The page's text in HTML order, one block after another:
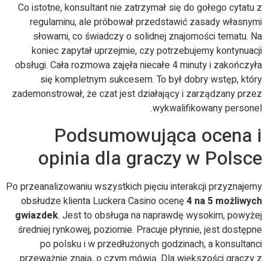
Co istotne, konsultant nie zatrzymał się do gołego cytatu z
regulaminu, ale próbował przedstawić zasady własnymi
słowami, co świadczy o solidnej znajomości tematu. Na
koniec zapytał uprzejmie, czy potrzebujemy kontynuacji
obsługi. Cała rozmowa zajęła niecałe 4 minuty i zakończyła
się kompletnym sukcesem. To był dobry wstęp, który
zademonstrował, że czat jest działający i zarządzany przez
wykwalifikowany personel.
Podsumowująca ocena i
opinia dla graczy w Polsce
Po przeanalizowaniu wszystkich pięciu interakcji przyznajemy
obsłudze klienta Luckera Casino ocenę 4 na 5 możliwych
gwiazdek. Jest to obsługa na naprawdę wysokim, powyżej
średniej rynkowej, poziomie. Pracuje płynnie, jest dostępne
po polsku i w przedłużonych godzinach, a konsultanci